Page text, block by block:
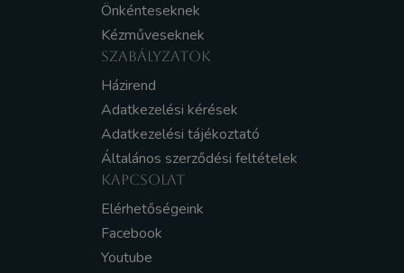
Önkénteseknek
Kézműveseknek
SZABÁLYZATOK
Házirend
Adatkezelési kérések
Adatkezelési tájékoztató
Általános szerződési feltételek
KAPCSOLAT
Elérhetőségeink
Facebook
Youtube